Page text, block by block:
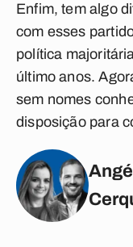
Enfim, tem algo
com esses
política
último anos.
sem nomes
disposição para